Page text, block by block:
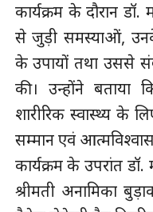
कार्यक्रम के दौरान
से जुड़ी समस्याओं,
के उपायों तथा उससे
की। उन्होंने बताया
शारीरिक स्वास्थ्य
सम्मान एवं
कार्यक्रम के उपरांत
श्रीमती अनामिका